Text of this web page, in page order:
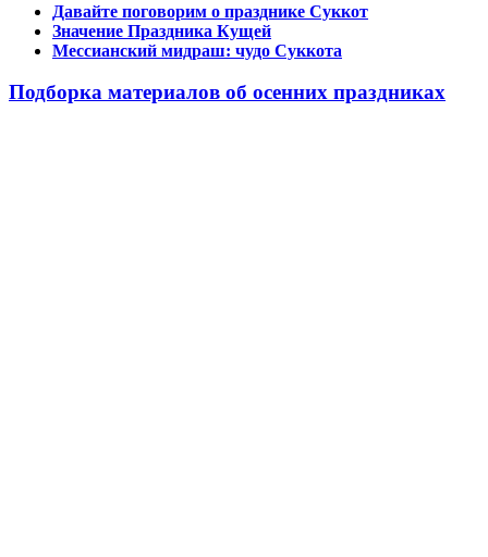
Давайте поговорим о празднике Суккот
Значение Праздника Кущей
Мессианский мидраш: чудо Суккота
Подборка материалов об осенних праздниках